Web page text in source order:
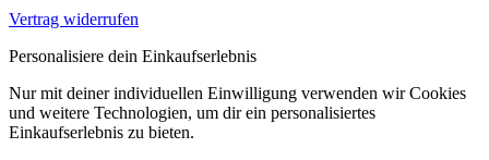
Vertrag widerrufen
Personalisiere dein Einkaufserlebnis
Nur mit deiner individuellen Einwilligung verwenden wir Cookies
und weitere Technologien, um dir ein personalisiertes
Einkaufserlebnis zu bieten.